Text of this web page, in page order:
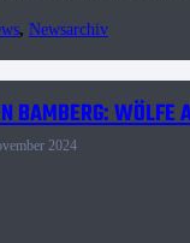
, Newsarchiv
BAMBERG: WÖLFE
2024